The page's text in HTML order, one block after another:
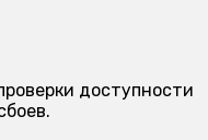
доступности